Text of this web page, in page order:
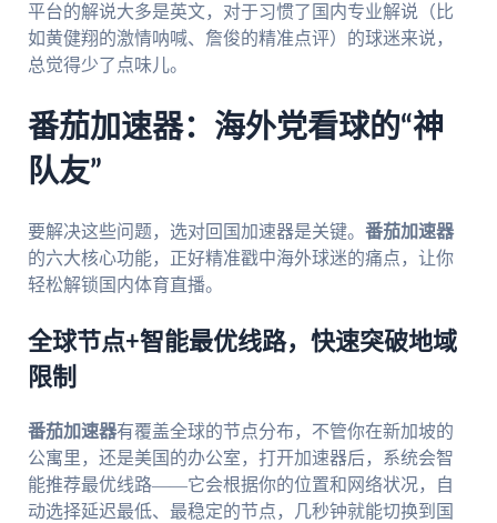
平台的解说大多是英文，对于习惯了国内专业解说（比
如黄健翔的激情呐喊、詹俊的精准点评）的球迷来说，
总觉得少了点味儿。
番茄加速器：海外党看球的“神
队友”
要解决这些问题，选对回国加速器是关键。 番茄加速器
的六大核心功能，正好精准戳中海外球迷的痛点，让你
轻松解锁国内体育直播。
全球节点+智能最优线路，快速突破地域
限制
番茄加速器有覆盖全球的节点分布，不管你在新加坡的
公寓里，还是美国的办公室，打开加速器后，系统会智
能推荐最优线路——它会根据你的位置和网络状况，自
动选择延迟最低、最稳定的节点，几秒钟就能切换到国